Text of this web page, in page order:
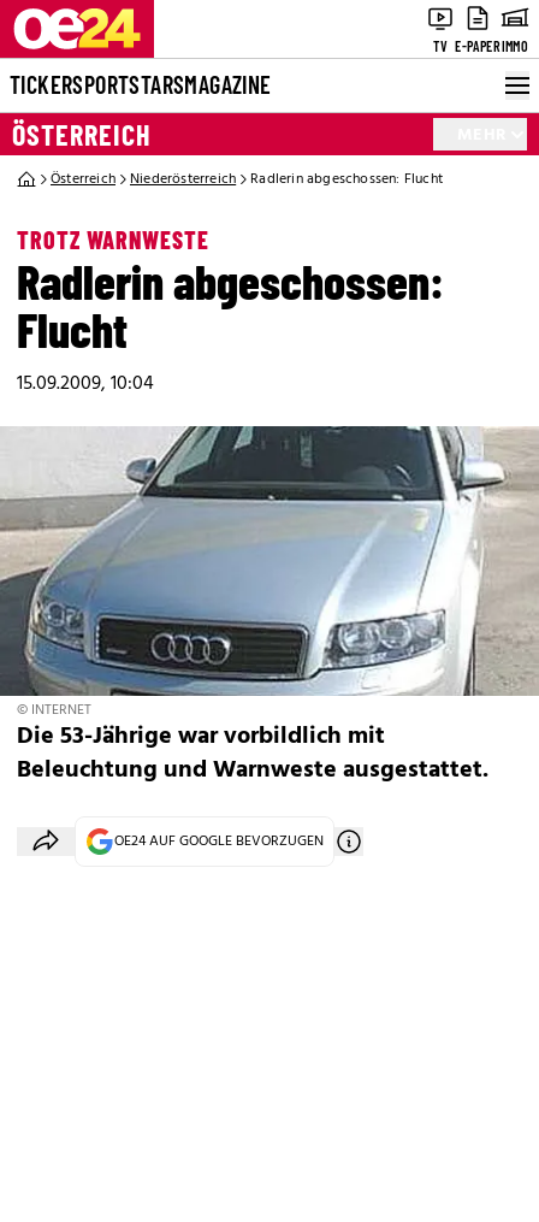
TV E-PAPERIMMO
TICKERSPORTSTARSMAGAZINE
ÖSTERREICH
Österreich Niederösterreich Radlerin abgeschossen: Flucht
TROTZ WARNWESTE
Radlerin abgeschossen:
Flucht
15.09.2009, 10:04
© INTERNET
Die 53-Jährige war vorbildlich mit
Beleuchtung und Warnweste ausgestattet.
OE24 AUF GOOGLE BEVORZUGEN